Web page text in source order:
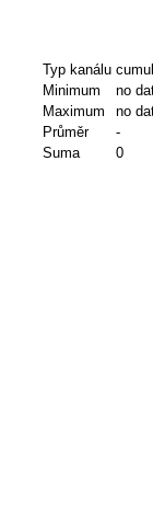
Typ kanálu
Minimum
no
Maximum
no
Průměr
-
Suma
0